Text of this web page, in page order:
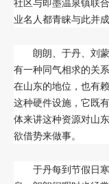
社区与即墨温泉镇联
业名人都青睐与此并成
朗朗、于丹、刘
有一种同气相求的关
在山东的地位，也有
这种硬件设施，它既
体来讲这种资源对山
欲借势来做事。
于丹每到节假日